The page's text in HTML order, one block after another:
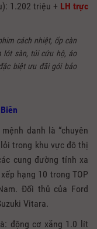
1.202 triệu + LH trực
cách nhiệt, ốp càn
lót sàn, túi cứu hộ, áo
biệt ưu đãi gói bảo
danh là “chuyên
trong khu vực đô thị
cung đường tỉnh xa
hạng 10 trong TOP
Đối thủ của Ford
Vitara.
động cơ xăng 1.0 lít